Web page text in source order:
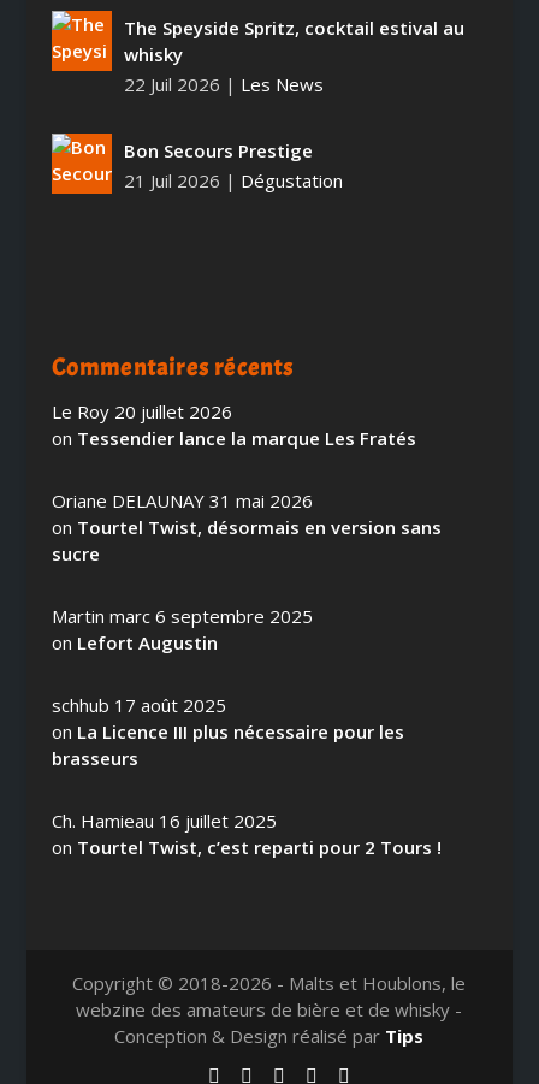
The Speyside Spritz, cocktail estival au
whisky
22 Juil 2026 | Les News
Bon Secours Prestige
21 Juil 2026 | Dégustation
Commentaires récents
Le Roy 20 juillet 2026
on Tessendier lance la marque Les Fratés
Oriane DELAUNAY 31 mai 2026
on Tourtel Twist, désormais en version sans
sucre
Martin marc 6 septembre 2025
on Lefort Augustin
schhub 17 août 2025
on La Licence III plus nécessaire pour les
brasseurs
Ch. Hamieau 16 juillet 2025
on Tourtel Twist, c’est reparti pour 2 Tours !
Copyright © 2018-2026 - Malts et Houblons, le
webzine des amateurs de bière et de whisky -
Conception & Design réalisé par Tips